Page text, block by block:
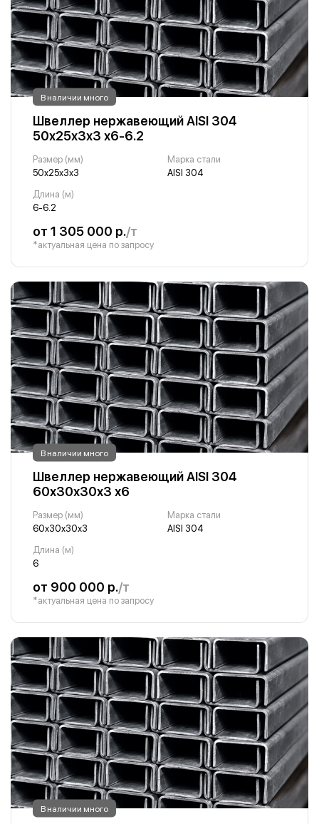
В наличии много
Швеллер нержавеющий AISI 304
50х25х3х3 х6-6.2
Размер (мм)
50х25х3х3
Марка стали
AISI 304
Длина (м)
6-6.2
от 1 305 000 р./т
*актуальная цена по запросу
В наличии много
Швеллер нержавеющий AISI 304
60х30х30х3 х6
Размер (мм)
60х30х30х3
Марка стали
AISI 304
Длина (м)
6
от 900 000 р./т
*актуальная цена по запросу
В наличии много